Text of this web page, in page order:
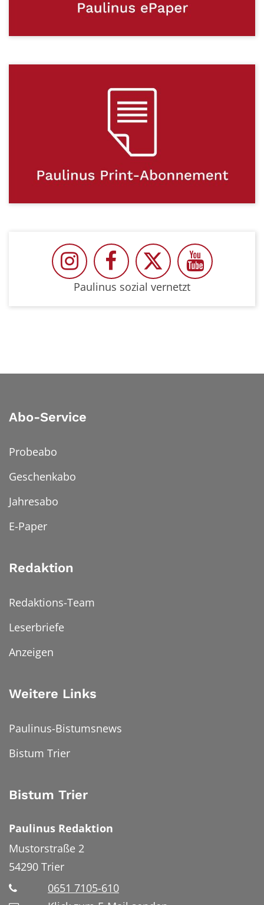
Paulinus auf Instragram
Paulinus auf Facebook
Paulinus auf
Paulinus
Paulinus sozial vernetzt
Abo-Service
Probeabo
Geschenkabo
Jahresabo
E-Paper
Redaktion
Redaktions-Team
Leserbriefe
Anzeigen
Weitere Links
Paulinus-Bistumsnews
Bistum Trier
Bistum Trier
Paulinus Redaktion
Mustorstraße 2
54290 Trier
0651 7105-610